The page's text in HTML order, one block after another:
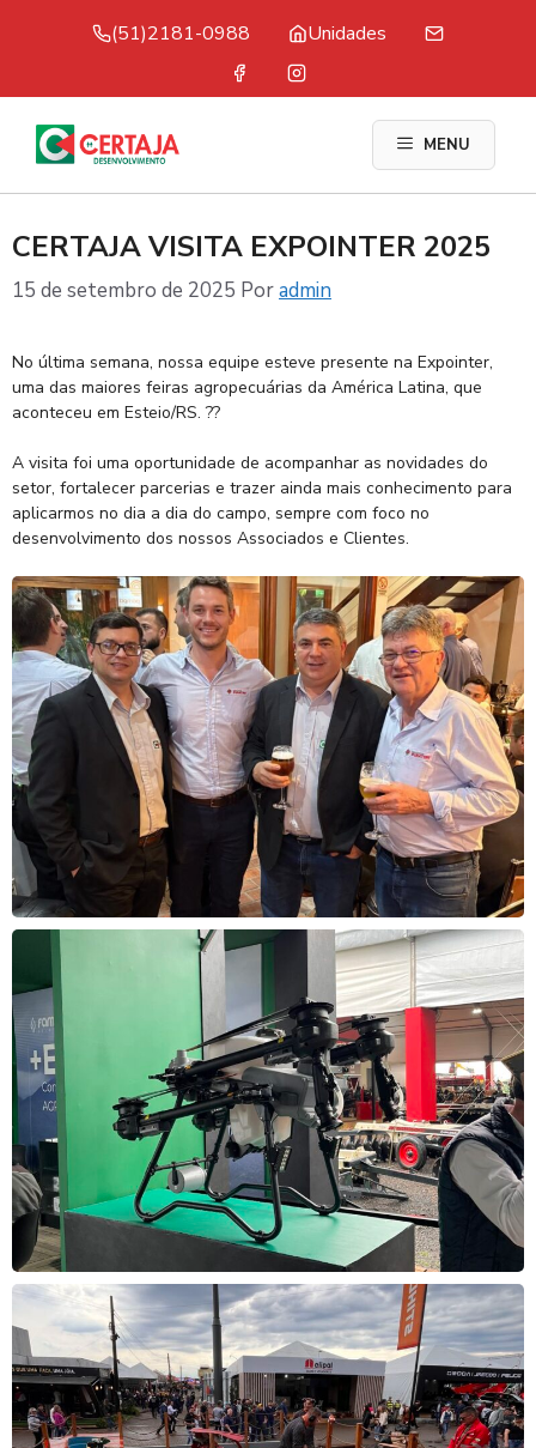
conteúdo
(51)2181-0988 Unidades
MENU
CERTAJA VISITA EXPOINTER 2025
15 de setembro de 2025 Poradmin
No última semana, nossa equipe esteve presente na Expointer,
uma das maiores feiras agropecuárias da América Latina, que
aconteceu em Esteio/RS. ??
A visita foi uma oportunidade de acompanhar as novidades do
setor, fortalecer parcerias e trazer ainda mais conhecimento para
aplicarmos no dia a dia do campo, sempre com foco no
desenvolvimento dos nossos Associados e Clientes.